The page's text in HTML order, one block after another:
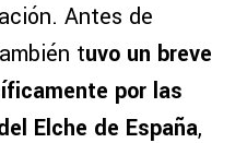
Antes de
tuvo un breve
por las
Elche de España,